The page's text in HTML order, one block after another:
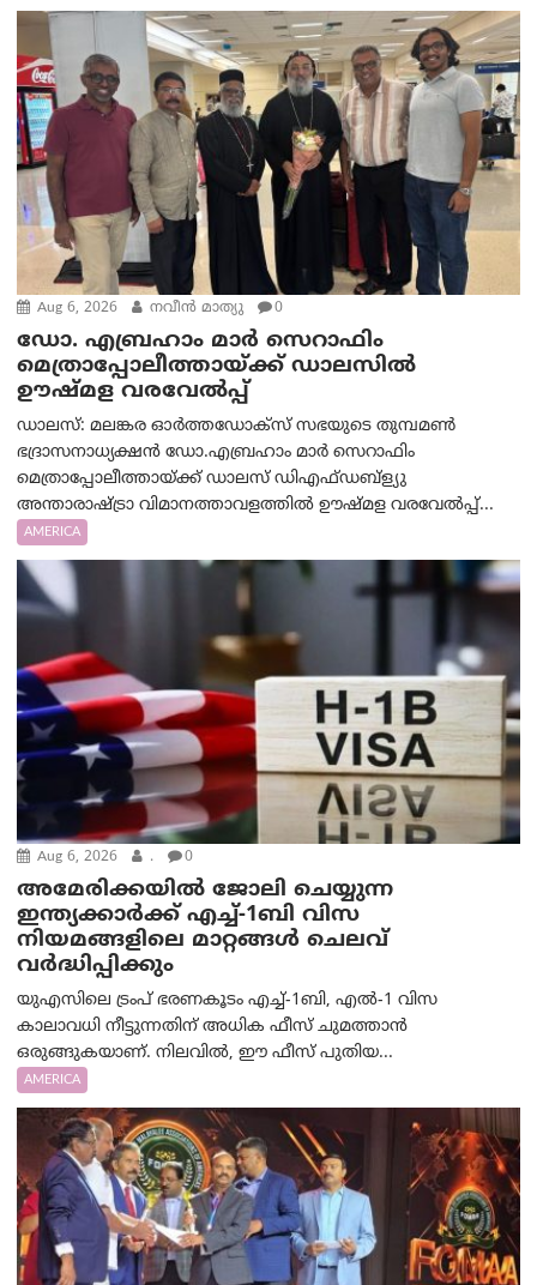
Aug 6, 2026 നവീൻ മാത്യു 0
ഡോ. എബ്രഹാം മാർ സെറാഫിം
മെത്രാപ്പോലീത്തായ്ക്ക് ഡാലസിൽ
ഊഷ്മള വരവേൽപ്പ്
ഡാലസ്: മലങ്കര ഓർത്തഡോക്സ് സഭയുടെ തുമ്പമൺ
ഭദ്രാസനാധ്യക്ഷൻ ഡോ.എബ്രഹാം മാർ സെറാഫിം
മെത്രാപ്പോലീത്തായ്ക്ക് ഡാലസ് ഡിഎഫ്ഡബ്ള്യു
അന്താരാഷ്ട്രാ വിമാനത്താവളത്തിൽ ഊഷ്മള വരവേൽപ്പ്...
AMERICA
Aug 6, 2026 . 0
അമേരിക്കയില്‍ ജോലി ചെയ്യുന്ന
ഇന്ത്യക്കാർക്ക് എച്ച്-1ബി വിസ
നിയമങ്ങളിലെ മാറ്റങ്ങൾ ചെലവ്
വർദ്ധിപ്പിക്കും
യുഎസിലെ ട്രംപ് ഭരണകൂടം എച്ച്-1ബി, എൽ-1 വിസ
കാലാവധി നീട്ടുന്നതിന് അധിക ഫീസ് ചുമത്താൻ
ഒരുങ്ങുകയാണ്. നിലവിൽ, ഈ ഫീസ് പുതിയ...
AMERICA